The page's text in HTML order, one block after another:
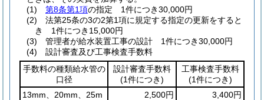
(1)
第8条第1項の指定 1件につき30,000円
(2)
法第25条の3の2第1項に規定する指定の更新をすると
き 1件につき15,000円
(3)
管理者が給水装置工事の設計 1件につき30,000円
(4)
設計審査及び工事検査手数料
手数料の種類給水管の
口径
設計審査手数料
(1件につき)
工事検査手数料
(1件につき)
13mm、20mm、25m
2,500円 3,400円